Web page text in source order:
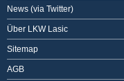
News (via Twitter)
Über LKW Lasic
Sitemap
AGB